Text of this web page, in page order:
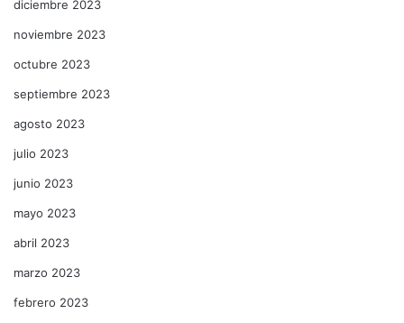
diciembre 2023
noviembre 2023
octubre 2023
septiembre 2023
agosto 2023
julio 2023
junio 2023
mayo 2023
abril 2023
marzo 2023
febrero 2023